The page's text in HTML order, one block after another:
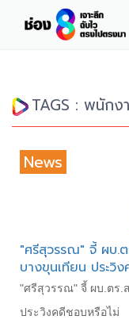
TAGS : พนักง
News
"ศรีสุวรรณ" จี้ ผบ.
บางขุนเทียน ประวิ
"ศรีสุวรรณ" จี้ ผบ.ตร.
ประวิงคดีชอบหรือไม่